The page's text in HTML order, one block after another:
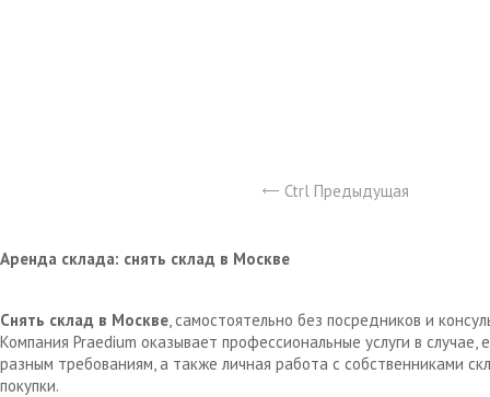
Ctrl Предыдущая
Аренда склада: снять склад в Москве
Снять склад в Москве, самостоятельно без посредников и
Компания Praedium оказывает профессиональные услуги в
разным требованиям, а также личная работа с собственниками
покупки.